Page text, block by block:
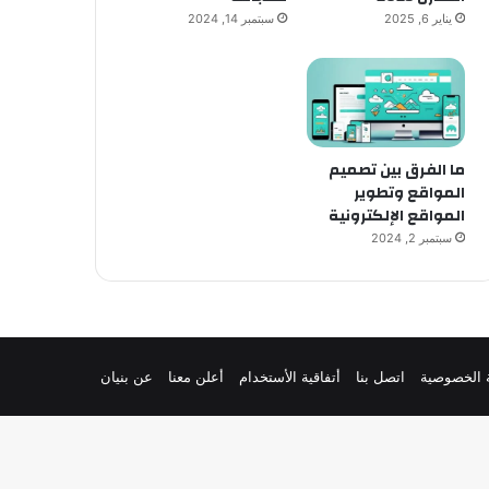
يناير 6, 2025 سبتمبر 14, 2024
ما الفرق بين تصميم
المواقع وتطوير
المواقع الإلكترونية
سبتمبر 2, 2024
الخصوصية اتصل بنا أتفاقية الأستخدام أعلن معنا عن بنيان